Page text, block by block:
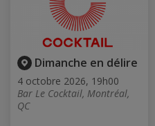
Dimanche en délire
4 octobre 2026, 19h00
Bar Le Cocktail, Montréal,
QC